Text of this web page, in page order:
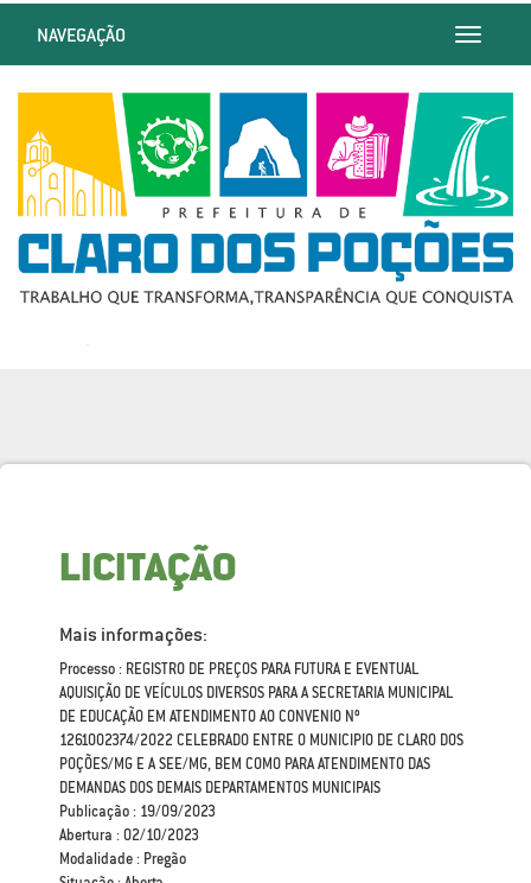
Toggle
NAVEGAÇÃO
LICITAÇÃO
Mais informações:
Processo : REGISTRO DE PREÇOS PARA FUTURA E EVENTUAL
AQUISIÇÃO DE VEÍCULOS DIVERSOS PARA A SECRETARIA MUNICIPAL
DE EDUCAÇÃO EM ATENDIMENTO AO CONVENIO Nº
1261002374/2022 CELEBRADO ENTRE O MUNICIPIO DE CLARO DOS
POÇÕES/MG E A SEE/MG, BEM COMO PARA ATENDIMENTO DAS
DEMANDAS DOS DEMAIS DEPARTAMENTOS MUNICIPAIS
Publicação : 19/09/2023
Abertura : 02/10/2023
Modalidade : Pregão